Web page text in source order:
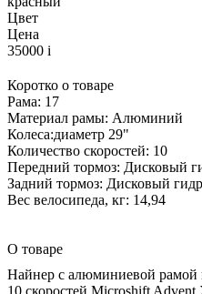
Цвет
Цена
35000 i
Коротко о товаре
Рама: 17
Материал рамы: Алюминий
Колеса:диаметр 29"
Количество скоростей: 10
Передний тормоз: Дисковый
Задний тормоз: Дисковый
Вес велосипеда, кг: 14,94
О товаре
Найнер с алюминиевой рамой
10 скоростей Microshift